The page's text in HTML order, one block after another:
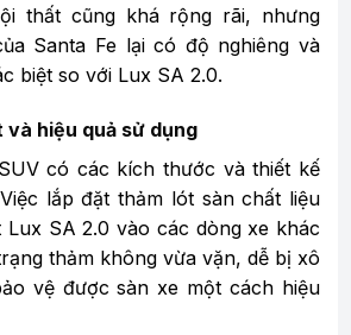
thất cũng khá rộng rãi, nhưng
Santa Fe lại có độ nghiêng và
biệt so với Lux SA 2.0.
và hiệu quả sử dụng
có các kích thước và thiết kế
lắp đặt thảm lót sàn chất liệu
Lux SA 2.0 vào các dòng xe khác
thảm không vừa vặn, dễ bị xô
vệ được sàn xe một cách hiệu